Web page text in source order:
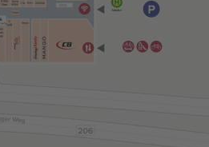
Abfahrt